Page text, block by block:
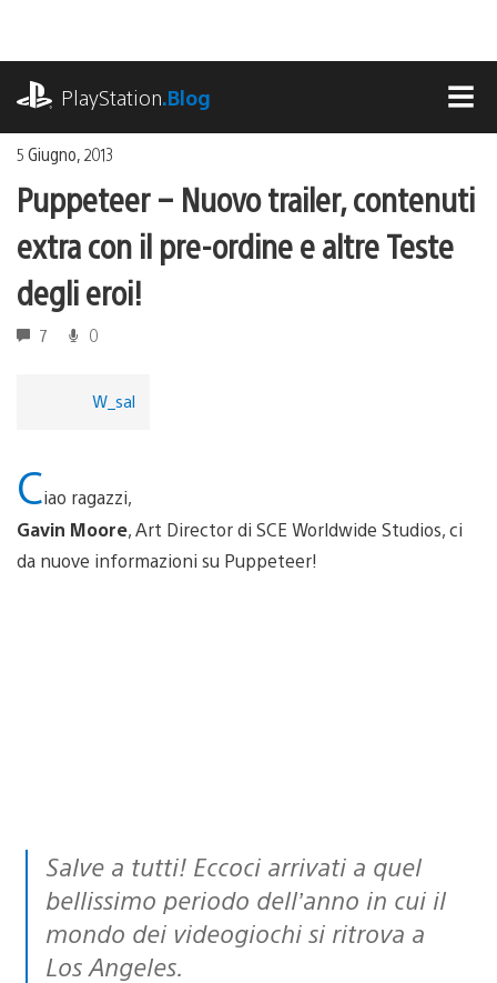
contenuto
PlayStation.Blog
5 Giugno, 2013
Puppeteer – Nuovo trailer, contenuti
extra con il pre-ordine e altre Teste
degli eroi!
7 0
W_sal
Ciao ragazzi,
Gavin Moore, Art Director di SCE Worldwide Studios, ci
da nuove informazioni su Puppeteer!
Salve a tutti! Eccoci arrivati a quel
bellissimo periodo dell’anno in cui il
mondo dei videogiochi si ritrova a
Los Angeles.